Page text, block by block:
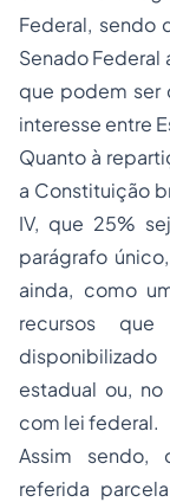
Federal, sendo
Senado Federal
que podem ser
interesse entre
Quanto à
a Constituição
IV, que 25%
parágrafo
ainda, como
recursos
estadual ou,
com lei federal.
Assim sendo,
referida